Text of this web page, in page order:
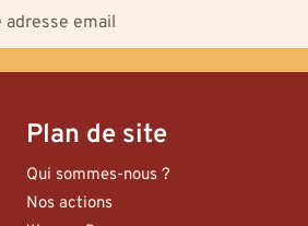
Plan de site
Qui sommes-nous ?
Nos actions